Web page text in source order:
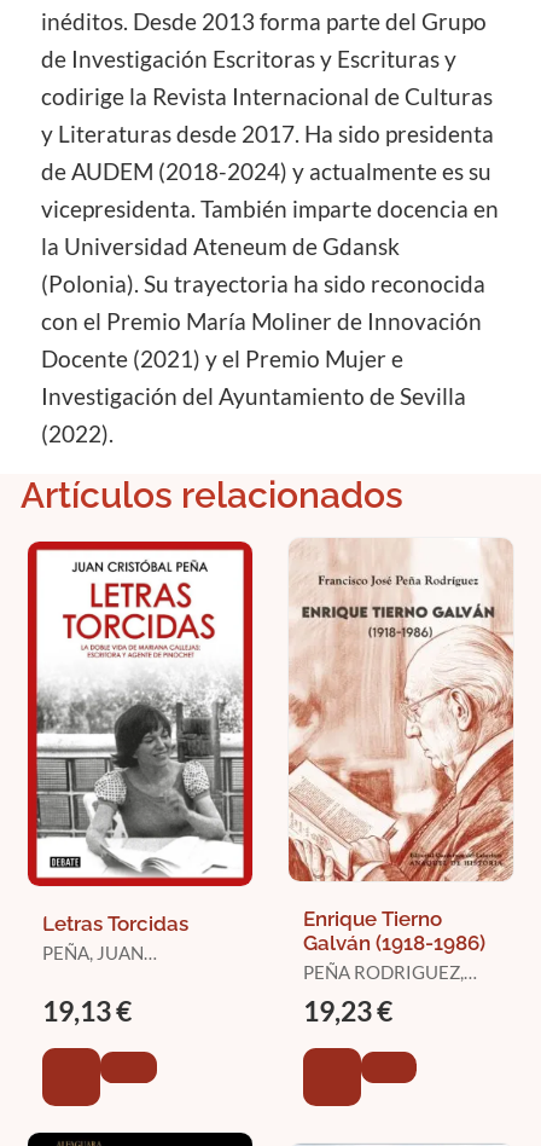
inéditos. Desde 2013 forma parte del Grupo
de Investigación Escritoras y Escrituras y
codirige la Revista Internacional de Culturas
y Literaturas desde 2017. Ha sido presidenta
de AUDEM (2018-2024) y actualmente es su
vicepresidenta. También imparte docencia en
la Universidad Ateneum de Gdansk
(Polonia). Su trayectoria ha sido reconocida
con el Premio María Moliner de Innovación
Docente (2021) y el Premio Mujer e
Investigación del Ayuntamiento de Sevilla
(2022).
Artículos relacionados
Letras Torcidas
PEÑA, JUAN
19,13 €
Enrique Tierno
Galván (1918-1986)
PEÑA RODRIGUEZ,
19,23 €